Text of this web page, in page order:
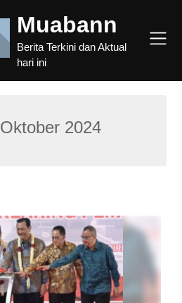
Muabann
Berita Terkini dan Aktual
hari ini
Oktober 2024